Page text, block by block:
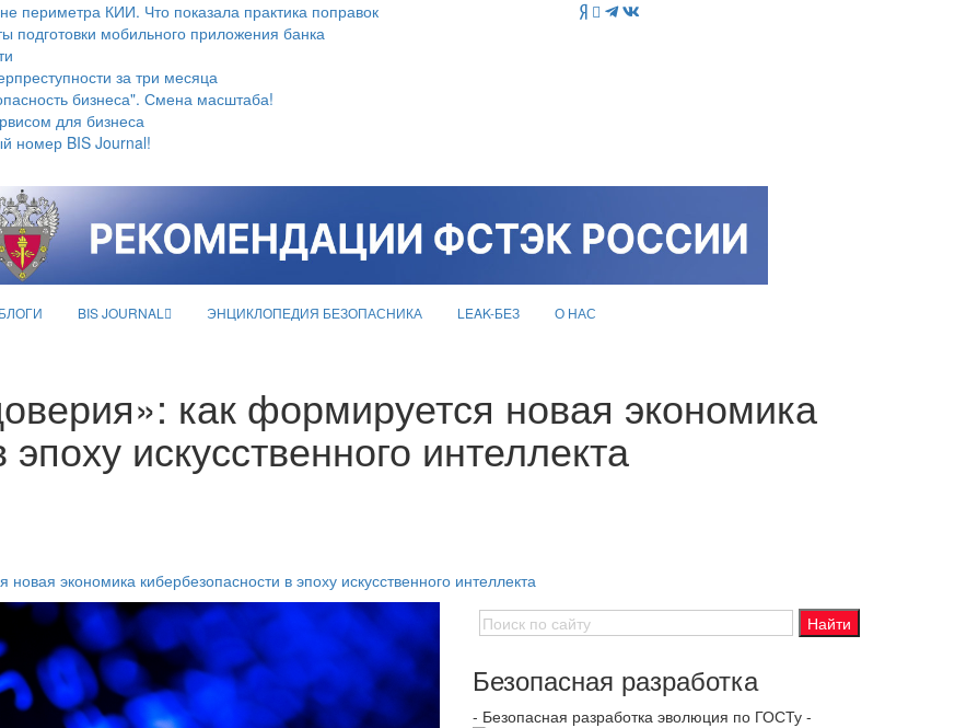
периметра КИИ. Что показала практика поправок
подготовки мобильного приложения банка
за три месяца
бизнеса". Смена масштаба!
для бизнеса
номер BIS Journal!
БЛОГИ BIS JOURNAL ЭНЦИКЛОПЕДИЯ БЕЗОПАСНИКА LEAK-БЕЗ О НАС
как формируется новая экономика
искусственного интеллекта
экономика кибербезопасности в эпоху искусственного интеллекта
Безопасная разработка
- Безопасная разработка эволюция по ГОСТу -